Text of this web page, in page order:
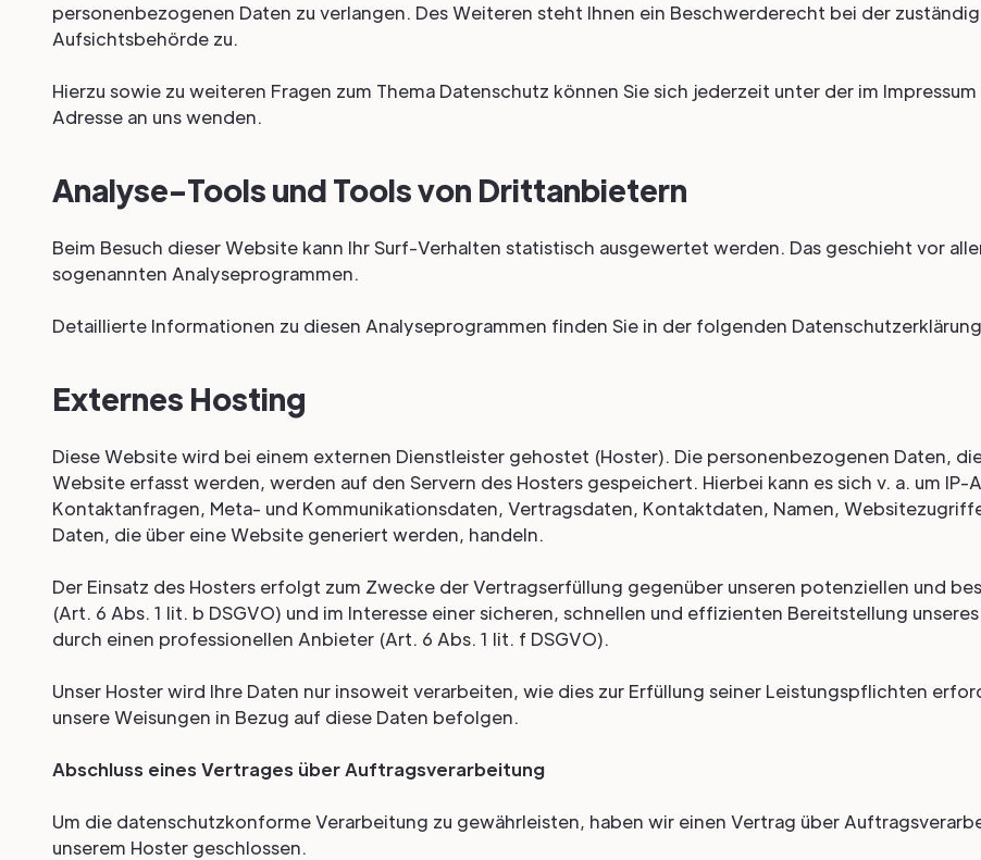
personenbezogenen Daten zu verlangen. Des Weiteren steht Ihnen ein Beschwerderecht bei der
Aufsichtsbehörde zu.
Hierzu sowie zu weiteren Fragen zum Thema Datenschutz können Sie sich jederzeit unter der im
Adresse an uns wenden.
Analyse-Tools und Tools von Dritt­anbietern
Beim Besuch dieser Website kann Ihr Surf-Verhalten statistisch ausgewertet werden. Das geschieht vor
sogenannten Analyseprogrammen.
Detaillierte Informationen zu diesen Analyseprogrammen finden Sie in der folgenden
Externes Hosting
Diese Website wird bei einem externen Dienstleister gehostet (Hoster). Die personenbezogenen Daten,
Website erfasst werden, werden auf den Servern des Hosters gespeichert. Hierbei kann es sich v. a. um IP-
Kontaktanfragen, Meta- und Kommunikationsdaten, Vertragsdaten, Kontaktdaten, Namen,
Daten, die über eine Website generiert werden, handeln.
Der Einsatz des Hosters erfolgt zum Zwecke der Vertragserfüllung gegenüber unseren potenziellen und
(Art. 6 Abs. 1 lit. b DSGVO) und im Interesse einer sicheren, schnellen und effizienten Bereitstellung
durch einen professionellen Anbieter (Art. 6 Abs. 1 lit. f DSGVO).
Unser Hoster wird Ihre Daten nur insoweit verarbeiten, wie dies zur Erfüllung seiner Leistungspflichten
unsere Weisungen in Bezug auf diese Daten befolgen.
Abschluss eines Vertrages über Auftragsverarbeitung
Um die datenschutzkonforme Verarbeitung zu gewährleisten, haben wir einen Vertrag über
unserem Hoster geschlossen.